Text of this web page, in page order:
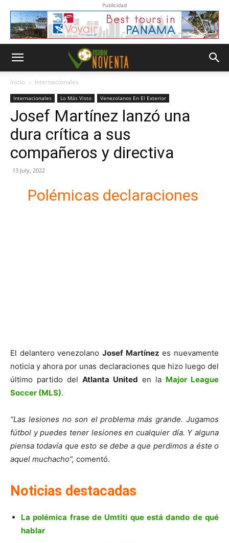
Publicidad
Inicio Internacionales
Internacionales Lo Más Visto Venezolanos En El Exterior
Josef Martínez lanzó una
dura crítica a sus
compañeros y directiva
13 July, 2022
Polémicas declaraciones
El delantero venezolano Josef Martínez es nuevamente
noticia y ahora por unas declaraciones que hizo luego del
último partido del Atlanta United en la Major League
Soccer (MLS).
“Las lesiones no son el problema más grande. Jugamos
fútbol y puedes tener lesiones en cualquier día. Y alguna
piensa todavía que esto se debe a que perdimos a éste o
aquel muchacho”, comentó.
Noticias destacadas
La polémica frase de Umtiti que está dando de qué
hablar